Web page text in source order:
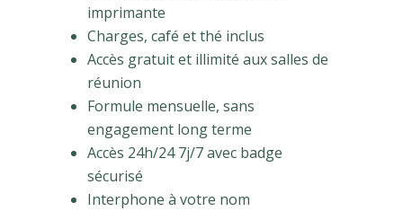
imprimante
Charges, café et thé inclus
Accès gratuit et illimité aux salles de
réunion
Formule mensuelle, sans
engagement long terme
Accès 24h/24 7j/7 avec badge
sécurisé
Interphone à votre nom